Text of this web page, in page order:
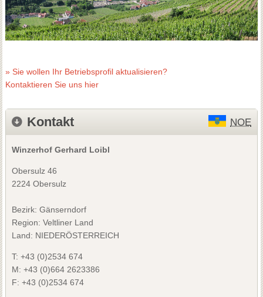
» Sie wollen Ihr Betriebsprofil aktualisieren?
Kontaktieren Sie uns hier
Kontakt NOE
Winzerhof Gerhard Loibl
Obersulz 46
2224 Obersulz
Bezirk: Gänserndorf
Region: Veltliner Land
Land: NIEDERÖSTERREICH
T: +43 (0)2534 674
M: +43 (0)664 2623386
F: +43 (0)2534 674